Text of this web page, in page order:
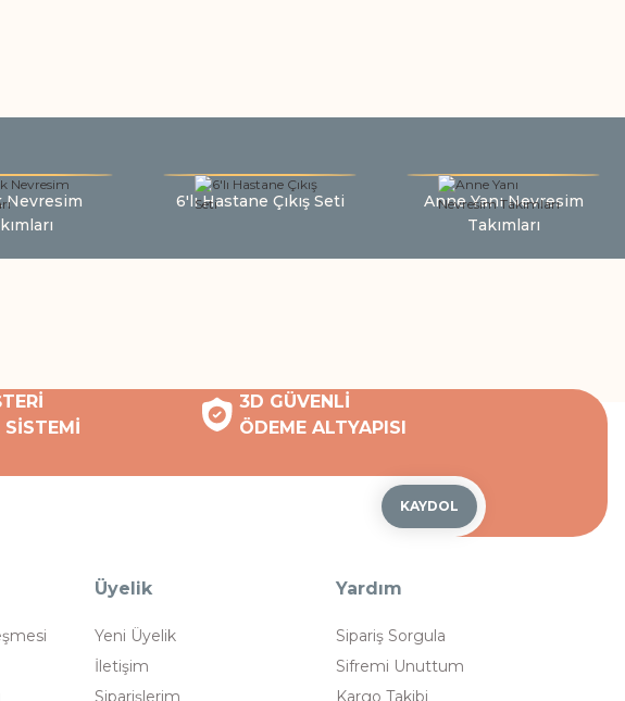
Nevresim
6'lı Hastane Çıkış Seti
Anne Yanı Nevresim
Takımları
3D GÜVENLİ
ÖDEME ALTYAPISI
KAYDOL
Üyelik
Yeni Üyelik
İletişim
Siparişlerim
Yardım
Sipariş Sorgula
Sifremi Unuttum
Kargo Takibi